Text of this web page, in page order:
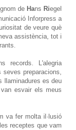
de Hans Riegel
Inforpress a
de veure què
assistència, tot i
records. L'alegria
preparacions,
llaminadures es deu
esvair els meus
va fer molta il·lusió
receptes que vam